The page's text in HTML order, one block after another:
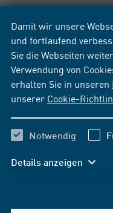
Damit wir unsere
und fortlaufend
Sie die Webseiten
Verwendung von
erhalten Sie in unseren
unserer Cookie-
Notwendig
Details anzeigen